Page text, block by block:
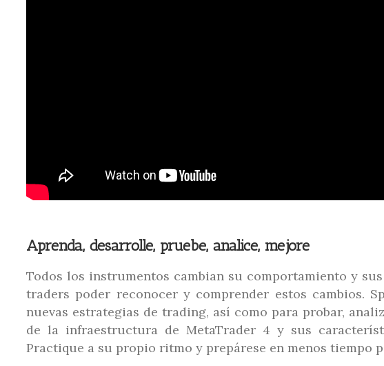
Aprenda, desarrolle, pruebe, analice, mejore
Todos los instrumentos cambian su comportamiento y
traders poder reconocer y comprender estos cambios.
nuevas estrategias de trading, así como para probar,
de la infraestructura de MetaTrader 4 y sus
Practique a su propio ritmo y prepárese en menos tiempo